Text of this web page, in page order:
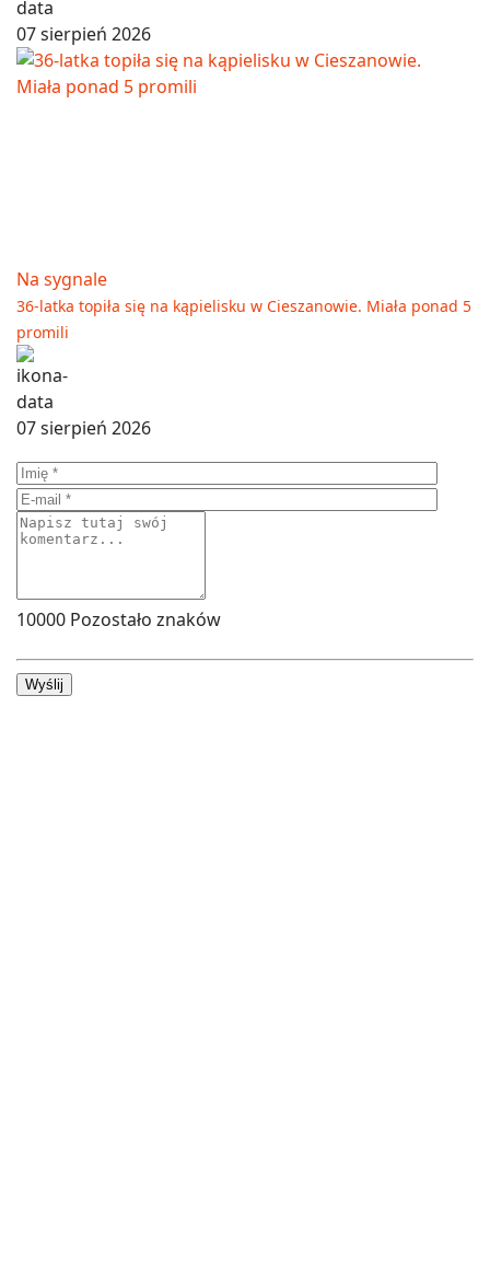
07 sierpień 2026
Na sygnale
36-latka topiła się na kąpielisku w Cieszanowie. Miała ponad 5
promili
07 sierpień 2026
10000 Pozostało znaków
Wyślij